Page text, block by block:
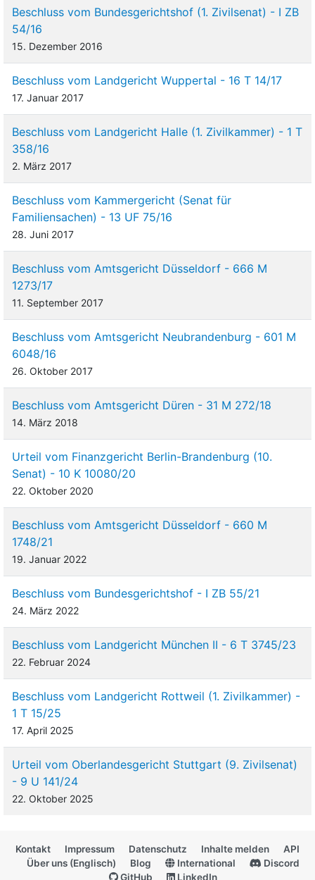
Beschluss vom Bundesgerichtshof (1. Zivilsenat) - I ZB
54/16
15. Dezember 2016
Beschluss vom Landgericht Wuppertal - 16 T 14/17
17. Januar 2017
Beschluss vom Landgericht Halle (1. Zivilkammer) - 1 T
358/16
2. März 2017
Beschluss vom Kammergericht (Senat für
Familiensachen) - 13 UF 75/16
28. Juni 2017
Beschluss vom Amtsgericht Düsseldorf - 666 M
1273/17
11. September 2017
Beschluss vom Amtsgericht Neubrandenburg - 601 M
6048/16
26. Oktober 2017
Beschluss vom Amtsgericht Düren - 31 M 272/18
14. März 2018
Urteil vom Finanzgericht Berlin-Brandenburg (10.
Senat) - 10 K 10080/20
22. Oktober 2020
Beschluss vom Amtsgericht Düsseldorf - 660 M
1748/21
19. Januar 2022
Beschluss vom Bundesgerichtshof - I ZB 55/21
24. März 2022
Beschluss vom Landgericht München II - 6 T 3745/23
22. Februar 2024
Beschluss vom Landgericht Rottweil (1. Zivilkammer) -
1 T 15/25
17. April 2025
Urteil vom Oberlandesgericht Stuttgart (9. Zivilsenat)
- 9 U 141/24
22. Oktober 2025
Kontakt Impressum Datenschutz Inhalte melden
API
Über uns (Englisch)
Blog International
Discord
GitHub
LinkedIn